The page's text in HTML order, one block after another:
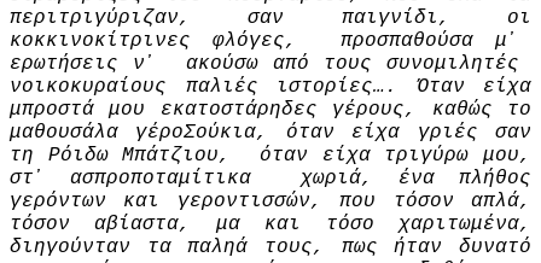
περιτριγύριζαν, σαν παιγνίδι, οι
κοκκινοκίτρινες φλόγες, προσπαθούσα μ᾽
ερωτήσεις ν᾽ ακούσω από τους συνομιλητές
νοικοκυραίους παλιές ιστορίες…. Όταν είχα
μπροστά μου εκατοστάρηδες γέρους, καθώς το
μαθουσάλα γέρο­Σούκια, όταν είχα γριές σαν
τη Ρόιδω Μπάτζιου, όταν είχα τριγύρω μου,
στ᾽ ασπροποταμίτικα χωριά, ένα πλήθος
γερόντων και γεροντισσών, που τόσον απλά,
τόσον αβίαστα, μα και τόσο χαριτωμένα,
διηγούνταν τα παληά τους, πως ήταν δυνατό